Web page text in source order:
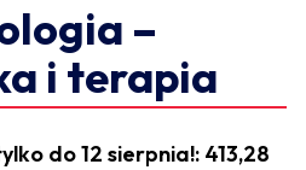
–
i terapia
do 12 sierpnia!: 413,28